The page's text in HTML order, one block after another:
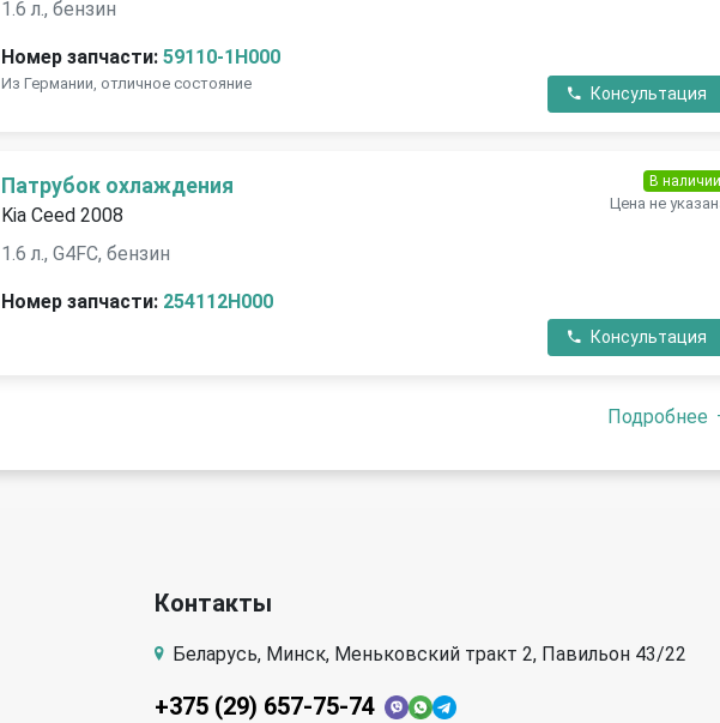
1.6 л., бензин
Номер запчасти: 59110-1H000
Из Германии, отличное состояние Консультация
Патрубок охлаждения
Kia Ceed 2008
1.6 л., G4FC, бензин
Номер запчасти: 254112H000
В
Цена не
Консультация
Подробнее
Контакты
Беларусь, Минск, Меньковский тракт 2, Павильон 43/22
+375 (29) 657-75-74